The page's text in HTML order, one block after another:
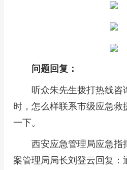
问题回复：
听众朱先生拨打热线咨
时，怎么样联系市级应急救
一下。
西安应急管理局应急指
案管理局局长刘登云回复：